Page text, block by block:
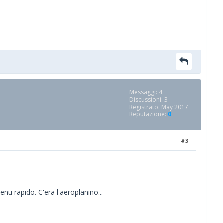
Messaggi: 4
Discussioni: 3
Registrato: May 2017
Reputazione: 0
#3
rapido. C'era l'aeroplanino...